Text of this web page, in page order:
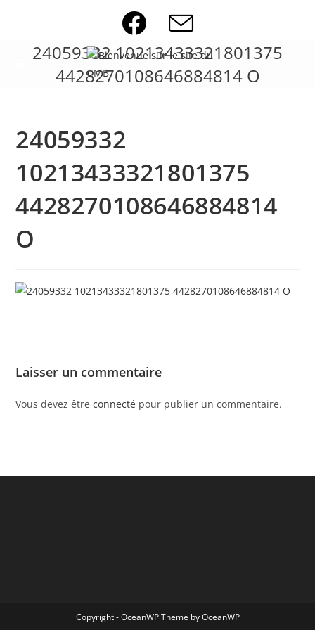
24059332 10213433321801375
4428270108646884814 O
24059332
10213433321801375
4428270108646884814
O
Laisser un commentaire
Vous devez êtreconnecté pour publier un commentaire.
Copyright - OceanWP Theme by OceanWP